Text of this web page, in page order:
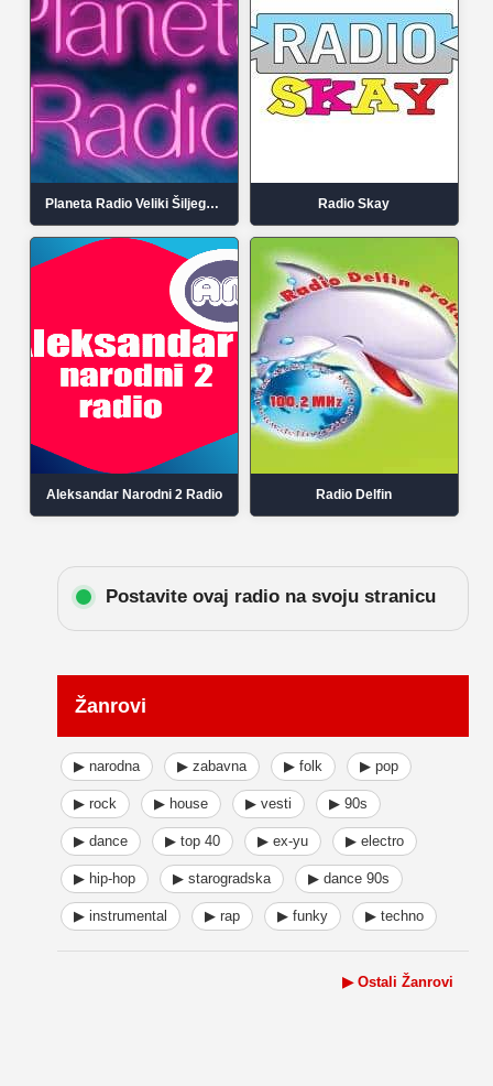
Planeta Radio Veliki Šiljegovac Radio Skay
Aleksandar Narodni 2 Radio Radio Delfin
Postavite ovaj radio na svoju stranicu
Žanrovi
▶ narodna ▶ zabavna ▶ folk ▶ pop
▶ rock ▶ house ▶ vesti ▶ 90s
▶ dance ▶ top 40 ▶ ex-yu ▶ electro
▶ hip-hop ▶ starogradska ▶ dance 90s
▶ instrumental ▶ rap ▶ funky ▶ techno
▶ Ostali Žanrovi